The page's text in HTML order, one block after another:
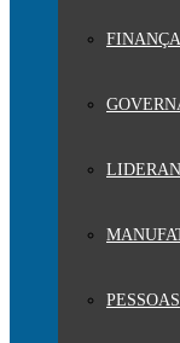
PESSOAS